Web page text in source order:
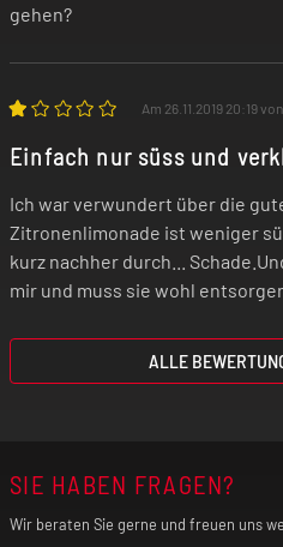
gehen?
Am 26.11.2019 20:19
Einfach nur süss und
Ich war verwundert über die
Zitronenlimonade ist weniger
kurz nachher durch...
mir und muss sie wohl
ALLE
SIE HABEN FRAGEN?
Wir beraten Sie gerne und freuen uns